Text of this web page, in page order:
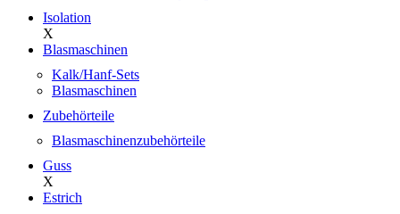
Isolation
X
Blasmaschinen
Kalk/Hanf-Sets
Blasmaschinen
Zubehörteile
Blasmaschinenzubehörteile
Guss
X
Estrich